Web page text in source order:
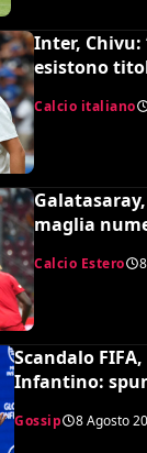
Inter,
esistono
Calcio italiano
maglia
Calcio Estero
Scandalo
Infantino:
UEFA
Gossip 8 Agosto